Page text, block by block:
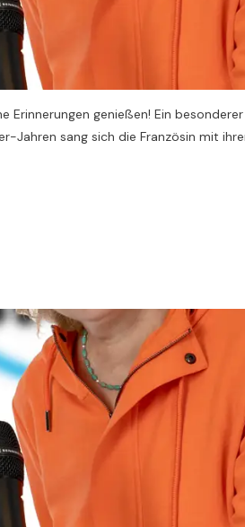
genießen! Ein
Jahren sang sich die Französin mit